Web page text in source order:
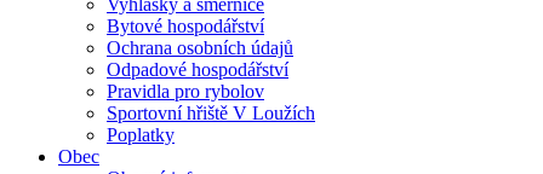
Vyhlášky a směrnice
Bytové hospodářství
Ochrana osobních údajů
Odpadové hospodářství
Pravidla pro rybolov
Sportovní hřiště V Loužích
Poplatky
Obec